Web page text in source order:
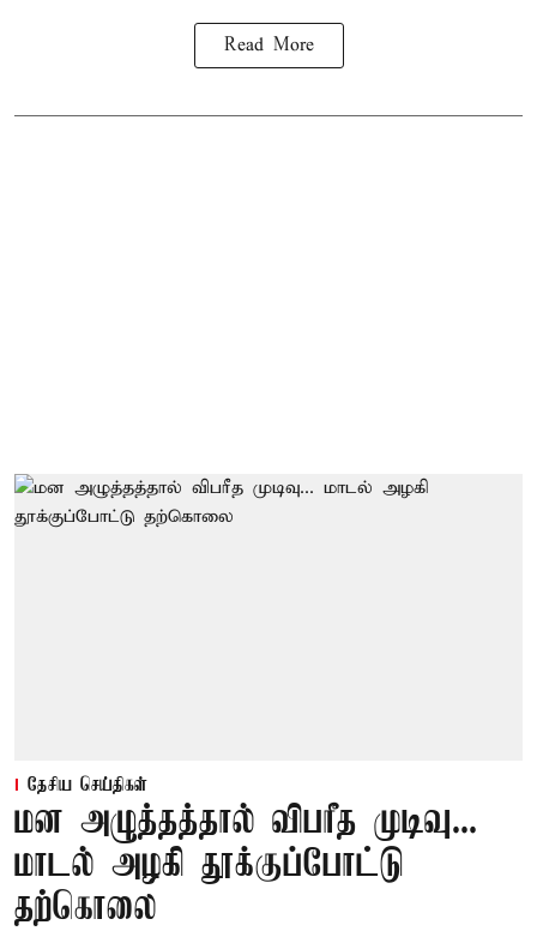
Read More
தேசிய செய்திகள்
மன அழுத்தத்தால் விபரீத முடிவு...
மாடல் அழகி தூக்குப்போட்டு
தற்கொலை